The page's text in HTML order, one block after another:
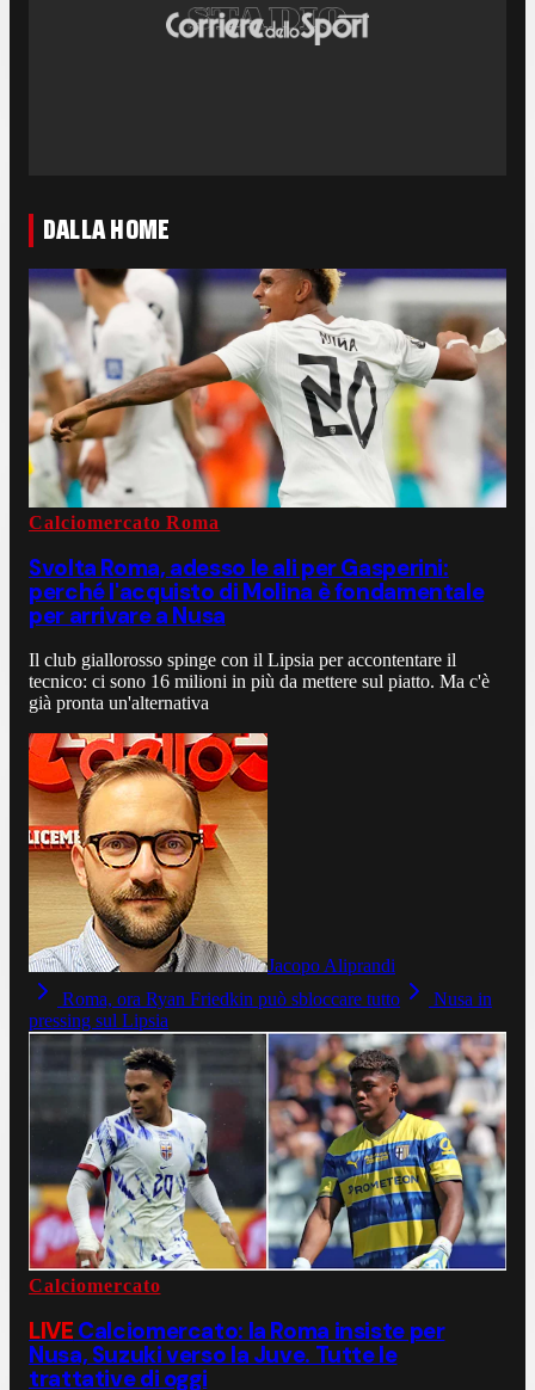
DALLA HOME
Calciomercato Roma
Svolta Roma, adesso le ali per Gasperini:
perché l'acquisto di Molina è fondamentale
per arrivare a Nusa
Il club giallorosso spinge con il Lipsia per accontentare il
tecnico: ci sono 16 milioni in più da mettere sul piatto. Ma c'è
già pronta un'alternativa
Jacopo Aliprandi
Roma, ora Ryan Friedkin può sbloccare tutto
Nusa in
pressing sul Lipsia
Calciomercato
LIVE Calciomercato: la Roma insiste per
Nusa, Suzuki verso la Juve. Tutte le
trattative di oggi